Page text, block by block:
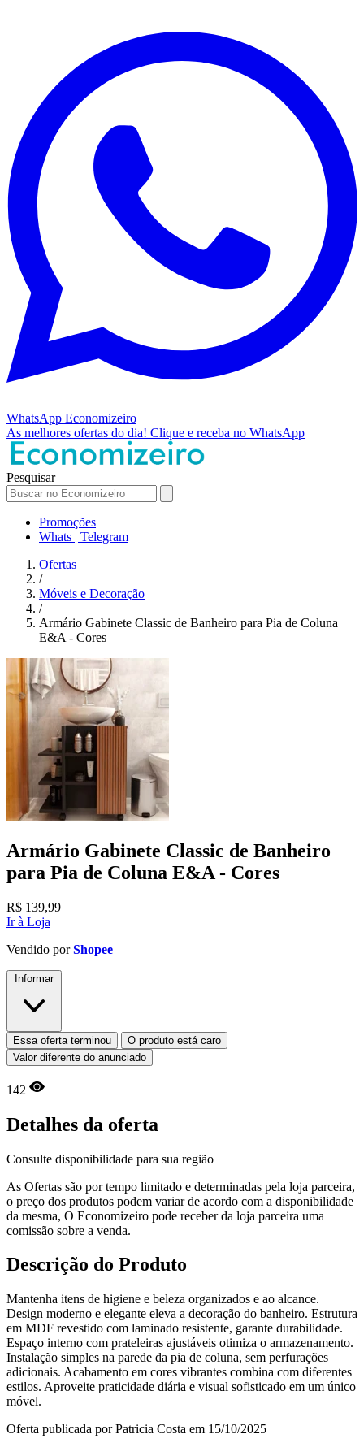
WhatsApp Economizeiro
As melhores ofertas do dia! Clique e receba no WhatsApp
Pesquisar
Promoções
Whats | Telegram
Ofertas
/
Móveis e Decoração
/
Armário Gabinete Classic de Banheiro para Pia de Coluna
E&A - Cores
Armário Gabinete Classic de Banheiro
para Pia de Coluna E&A - Cores
R$ 139,99
Ir à Loja
Vendido porShopee
Informar
Essa oferta terminou
O produto está caro
Valor diferente do anunciado
142
Detalhes da oferta
Consulte disponibilidade para sua região
As Ofertas são por tempo limitado e determinadas pela loja parceira,
o preço dos produtos podem variar de acordo com a disponibilidade
da mesma, O Economizeiro pode receber da loja parceira uma
comissão sobre a venda.
Descrição do Produto
Mantenha itens de higiene e beleza organizados e ao alcance.
Design moderno e elegante eleva a decoração do banheiro. Estrutura
em MDF revestido com laminado resistente, garante durabilidade.
Espaço interno com prateleiras ajustáveis otimiza o armazenamento.
Instalação simples na parede da pia de coluna, sem perfurações
adicionais. Acabamento em cores vibrantes combina com diferentes
estilos. Aproveite praticidade diária e visual sofisticado em um único
móvel.
Oferta publicada por Patricia Costa em 15/10/2025